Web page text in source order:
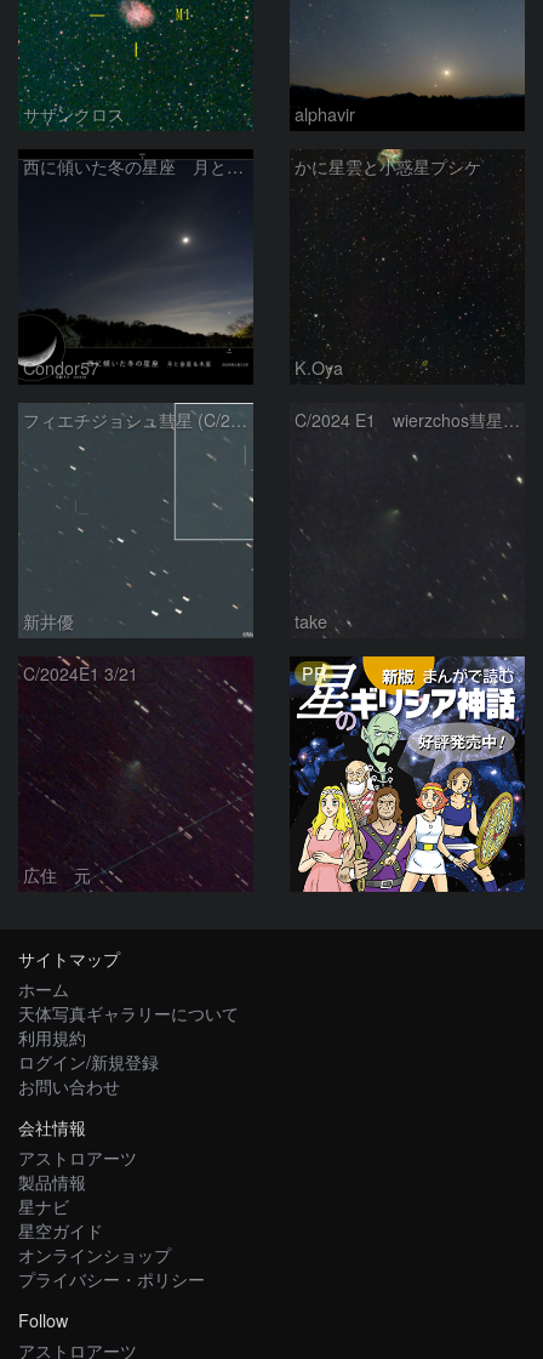
サザンクロス alphavir
西に傾いた冬の星座 月と金星＆木星
Condor57
かに星雲と小惑星プシケ
K.Oya
フィエチジョシュ彗星 (C/2024E1)：2026/04/02
新井優
C/2024 E1 wierzchos彗星（3/22）
take
C/2024E1 3/21
広住 元
PR
サイトマップ
ホーム
天体写真ギャラリーについて
利用規約
ログイン/新規登録
お問い合わせ
会社情報
アストロアーツ
製品情報
星ナビ
星空ガイド
オンラインショップ
プライバシー・ポリシー
Follow
アストロアーツ